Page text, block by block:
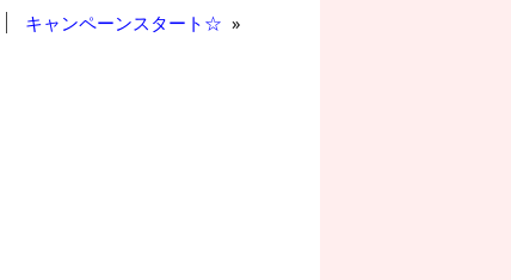
キャンペーンスタート☆ »